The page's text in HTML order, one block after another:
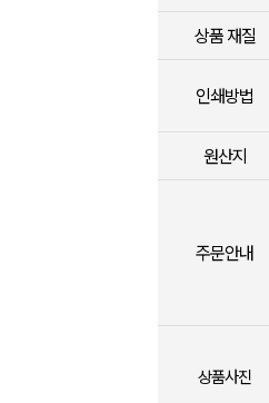
상품 재질
인쇄방법
원산지
주문안내
상품사진